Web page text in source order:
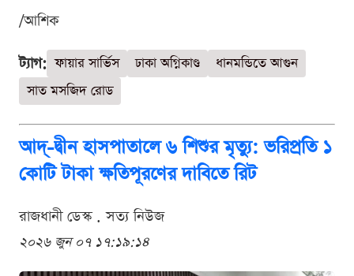
/আশিক
ট্যাগ: ফায়ার সার্ভিস ঢাকা অগ্নিকাণ্ড
ধানমন্ডিতে আগুন
সাত মসজিদ রোড
আদ্-দ্বীন হাসপাতালে ৬ শিশুর মৃত্যু: ভরিপ্রতি ১
কোটি টাকা ক্ষতিপূরণের দাবিতে রিট
রাজধানী ডেস্ক . সত্য নিউজ
২০২৬ জুন ০৭ ১৭:১৯:১৪